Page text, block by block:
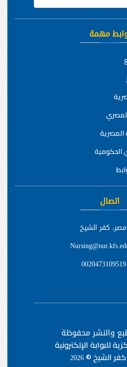
مهمة
المصرية
الحكومية
اتصال
كفر الشيخ
والنشر محفوظة
للبوابة الإلكترونية
الشيخ ©2026